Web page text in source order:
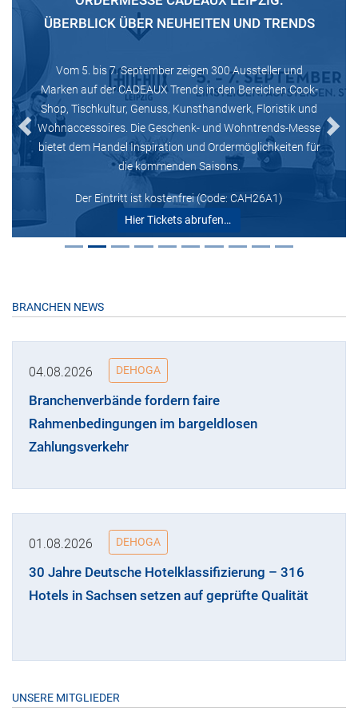
ÜBERBLICK ÜBER NEUHEITEN UND TRENDS
Vom 5. bis 7. September zeigen 300 Aussteller und
Marken auf der CADEAUX Trends in den Bereichen Cook-
Shop, Tischkultur, Genuss, Kunsthandwerk, Floristik und
Wohnaccessoires. Die Geschenk- und Wohntrends-Messe
bietet dem Handel Inspiration und Ordermöglichkeiten für
die kommenden Saisons.
Der Eintritt ist kostenfrei (Code: CAH26A1)
Hier Tickets abrufen…
Previous Next
BRANCHEN NEWS
04.08.2026 DEHOGA
Branchenverbände fordern faire
Rahmenbedingungen im bargeldlosen
Zahlungsverkehr
01.08.2026 DEHOGA
30 Jahre Deutsche Hotelklassifizierung – 316
Hotels in Sachsen setzen auf geprüfte Qualität
UNSERE MITGLIEDER